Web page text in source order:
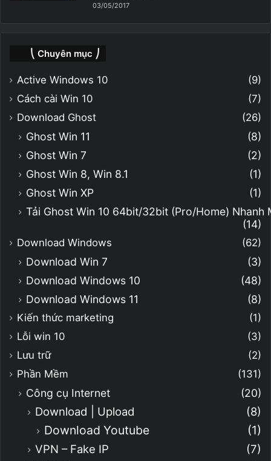
03/05/2017
⎝ Chuyên mục ⎠
Active Windows 10
(9)
Cách cài Win 10
(7)
Download Ghost
(26)
Ghost Win 11
(8)
Ghost Win 7
(2)
Ghost Win 8, Win 8.1
(1)
Ghost Win XP
(1)
Tải Ghost Win 10 64bit/32bit (Pro/Home)
(14)
Download Windows (62)
Download Win 7
(3)
Download Windows 10
(48)
Download Windows 11
(8)
Kiến thức marketing
(1)
Lỗi win 10
(3)
Lưu trữ
(2)
Phần Mềm
(131)
Công cụ Internet (20)
Download | Upload (8)
Download Youtube (1)
VPN – Fake IP (7)